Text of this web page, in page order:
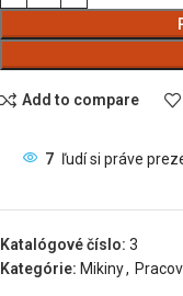
Add to compare
7 ľudí si práve
Katalógové číslo: 3
Kategórie: Mikiny,